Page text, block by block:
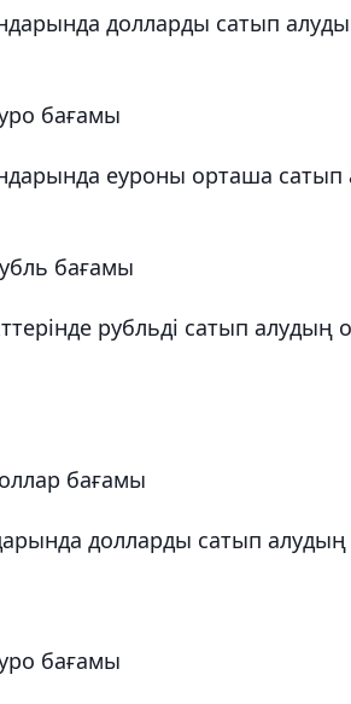
долларды сатып
бағамы
еуроны орташа сатып
бағамы
рубльді сатып алудың
бағамы
долларды сатып
бағамы